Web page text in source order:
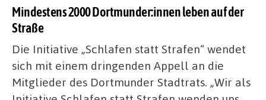
Mindestens 2000 Dortmunder:innen leben auf der
Straße
Die Initiative „Schlafen statt Strafen“ wendet
sich mit einem dringenden Appell an die
Mitglieder des Dortmunder Stadtrats. „Wir als